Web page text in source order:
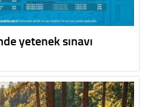
yetenek sınavı